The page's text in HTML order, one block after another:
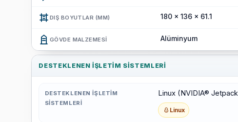
DIŞ BOYUTLAR (MM) 180 x 136 x 61.1
GÖVDE MALZEMESI Alüminyum
DESTEKLENEN İŞLETIM SISTEMLERI
DESTEKLENEN İŞLETIM
SISTEMLERI
Linux (NVIDIA®
Linux